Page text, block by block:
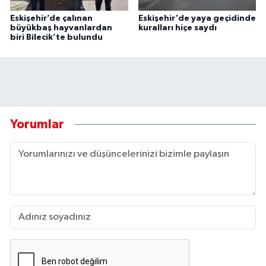
Eskişehir’de çalınan
büyükbaş hayvanlardan
biri Bilecik’te bulundu
Eskişehir'de yaya geçidinde
kuralları hiçe saydı
Yorumlar